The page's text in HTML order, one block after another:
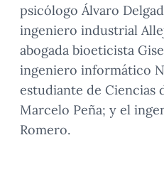
psicólogo Álvaro
ingeniero industrial
abogada bioeticista
ingeniero informático
estudiante de Ciencias
Marcelo Peña; y el
Romero.